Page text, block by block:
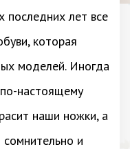
последних лет все
которая
моделей. Иногда
настоящему
наши ножки, а
и